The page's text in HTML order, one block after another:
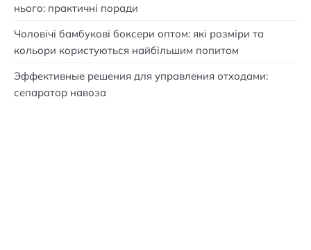
нього: практичні поради
Чоловічі бамбукові боксери оптом: які розміри та
кольори користуються найбільшим попитом
Эффективные решения для управления отходами:
сепаратор навоза